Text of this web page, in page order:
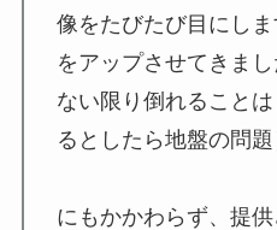
像をたびたび目にし
をアップさせてきま
ない限り倒れること
るとしたら地盤の問題
にもかかわらず、提